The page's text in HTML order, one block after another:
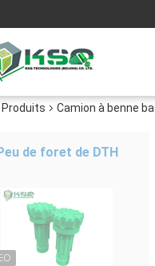
Produits Camion à benne
de foret de DTH